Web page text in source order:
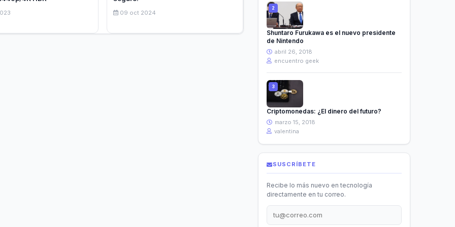
09 oct 2024
Shuntaro Furukawa es el nuevo presidente
de Nintendo
abril 26, 2018
encuentro geek
Criptomonedas: ¿El dinero del futuro?
marzo 15, 2018
valentina
SUSCRÍBETE
Recibe lo más nuevo en tecnología
directamente en tu correo.